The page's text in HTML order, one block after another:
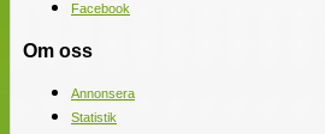
Facebook
Om oss
Annonsera
Statistik